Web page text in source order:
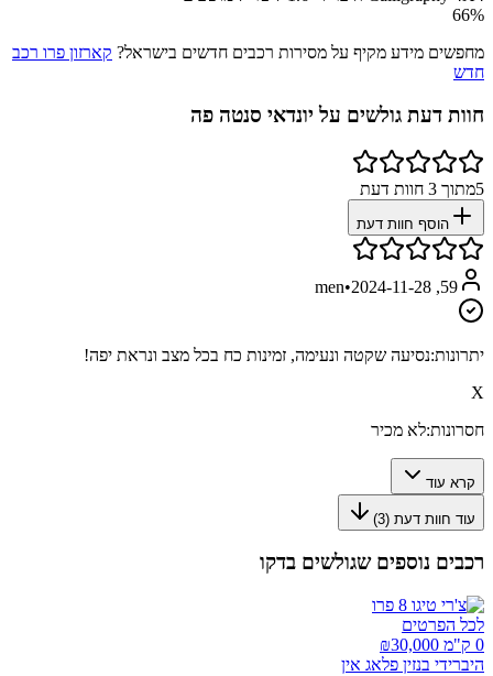
66%
מחפשים מידע מקיף על מסירות רכבים חדשים בישראל? קארזון פרו רכב
חדש
חוות דעת גולשים על יונדאי סנטה פה
5מתוך 3 חוות דעת
הוסף חוות דעת
59, men
•2024-11-28
יתרונות:נסיעה שקטה ונעימה, זמינות כח בכל מצב ונראת יפה!
X
חסרונות:לא מכיר
קרא עוד
עוד חוות דעת (3
)
רכבים נוספים שגולשים בדקו
לכל הפרטים
0 ק"מ ₪
30,000
היברידי בנזין פלאג אין